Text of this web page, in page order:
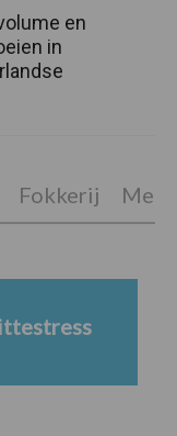
en
in
Fokkerij